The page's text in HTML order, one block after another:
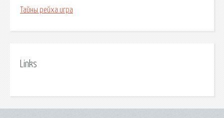
Тайны рейха игра
Links